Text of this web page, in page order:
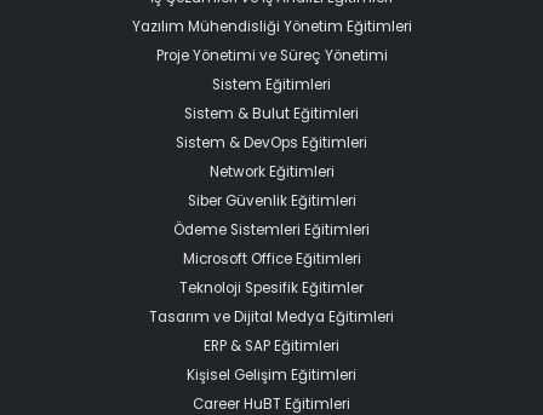
Yazılım Mühendisliği Yönetim Eğitimleri
Proje Yönetimi ve Süreç Yönetimi
Sistem Eğitimleri
Sistem & Bulut Eğitimleri
Sistem & DevOps Eğitimleri
Network Eğitimleri
Siber Güvenlik Eğitimleri
Ödeme Sistemleri Eğitimleri
Microsoft Office Eğitimleri
Teknoloji Spesifik Eğitimler
Tasarım ve Dijital Medya Eğitimleri
ERP & SAP Eğitimleri
Kişisel Gelişim Eğitimleri
Career HuBT Eğitimleri